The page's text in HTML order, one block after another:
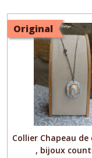
Original
Collier Chapeau
, bijoux